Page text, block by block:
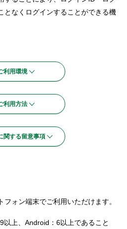
となくログインすることができる機
利用環境
利用方法
関する留意事項
ォン端末でご利用いただけます。
以上、Android：6以上であること